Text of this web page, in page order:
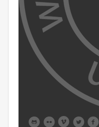
    